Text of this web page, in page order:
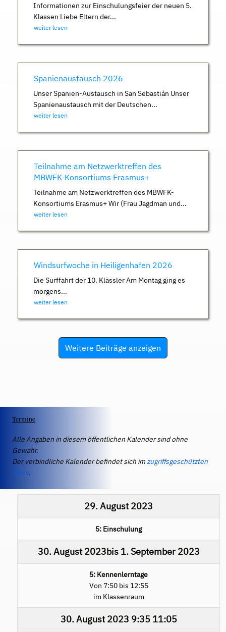
Informationen zur Einschulungsfeier der neuen 5.
Klassen Liebe Eltern der...
weiter lesen
Spanienaustausch 2026
Unser Spanien-Austausch in San Sebastián Unser
Spanienaustausch mit der Deutschen...
weiter lesen
Teilnahme am Netzwerktreffen des
MBWFK-Konsortiums Erasmus+
Teilnahme am Netzwerktreffen des MBWFK-
Konsortiums Erasmus+ Wir (Frau Jagdman und...
weiter lesen
Windsurfwoche in Heiligenhafen 2026
Die Surffahrt der 10. Klässler Am Montag ging es
morgens...
weiter lesen
Weitere Beiträge anzeigen
Termine
Alle Angaben in diesem öffentlichen Kalender sind ohne
Gewähr.
Der verbindliche Kalender befindet sich imzugriffsgeschützten
IServ.
29. August 2023
5: Einschulung
30. August 2023bis 1. September 2023
5: Kennenlerntage
Von 7:50 bis 12:55
im Klassenraum
30. August 2023 9:35 11:05